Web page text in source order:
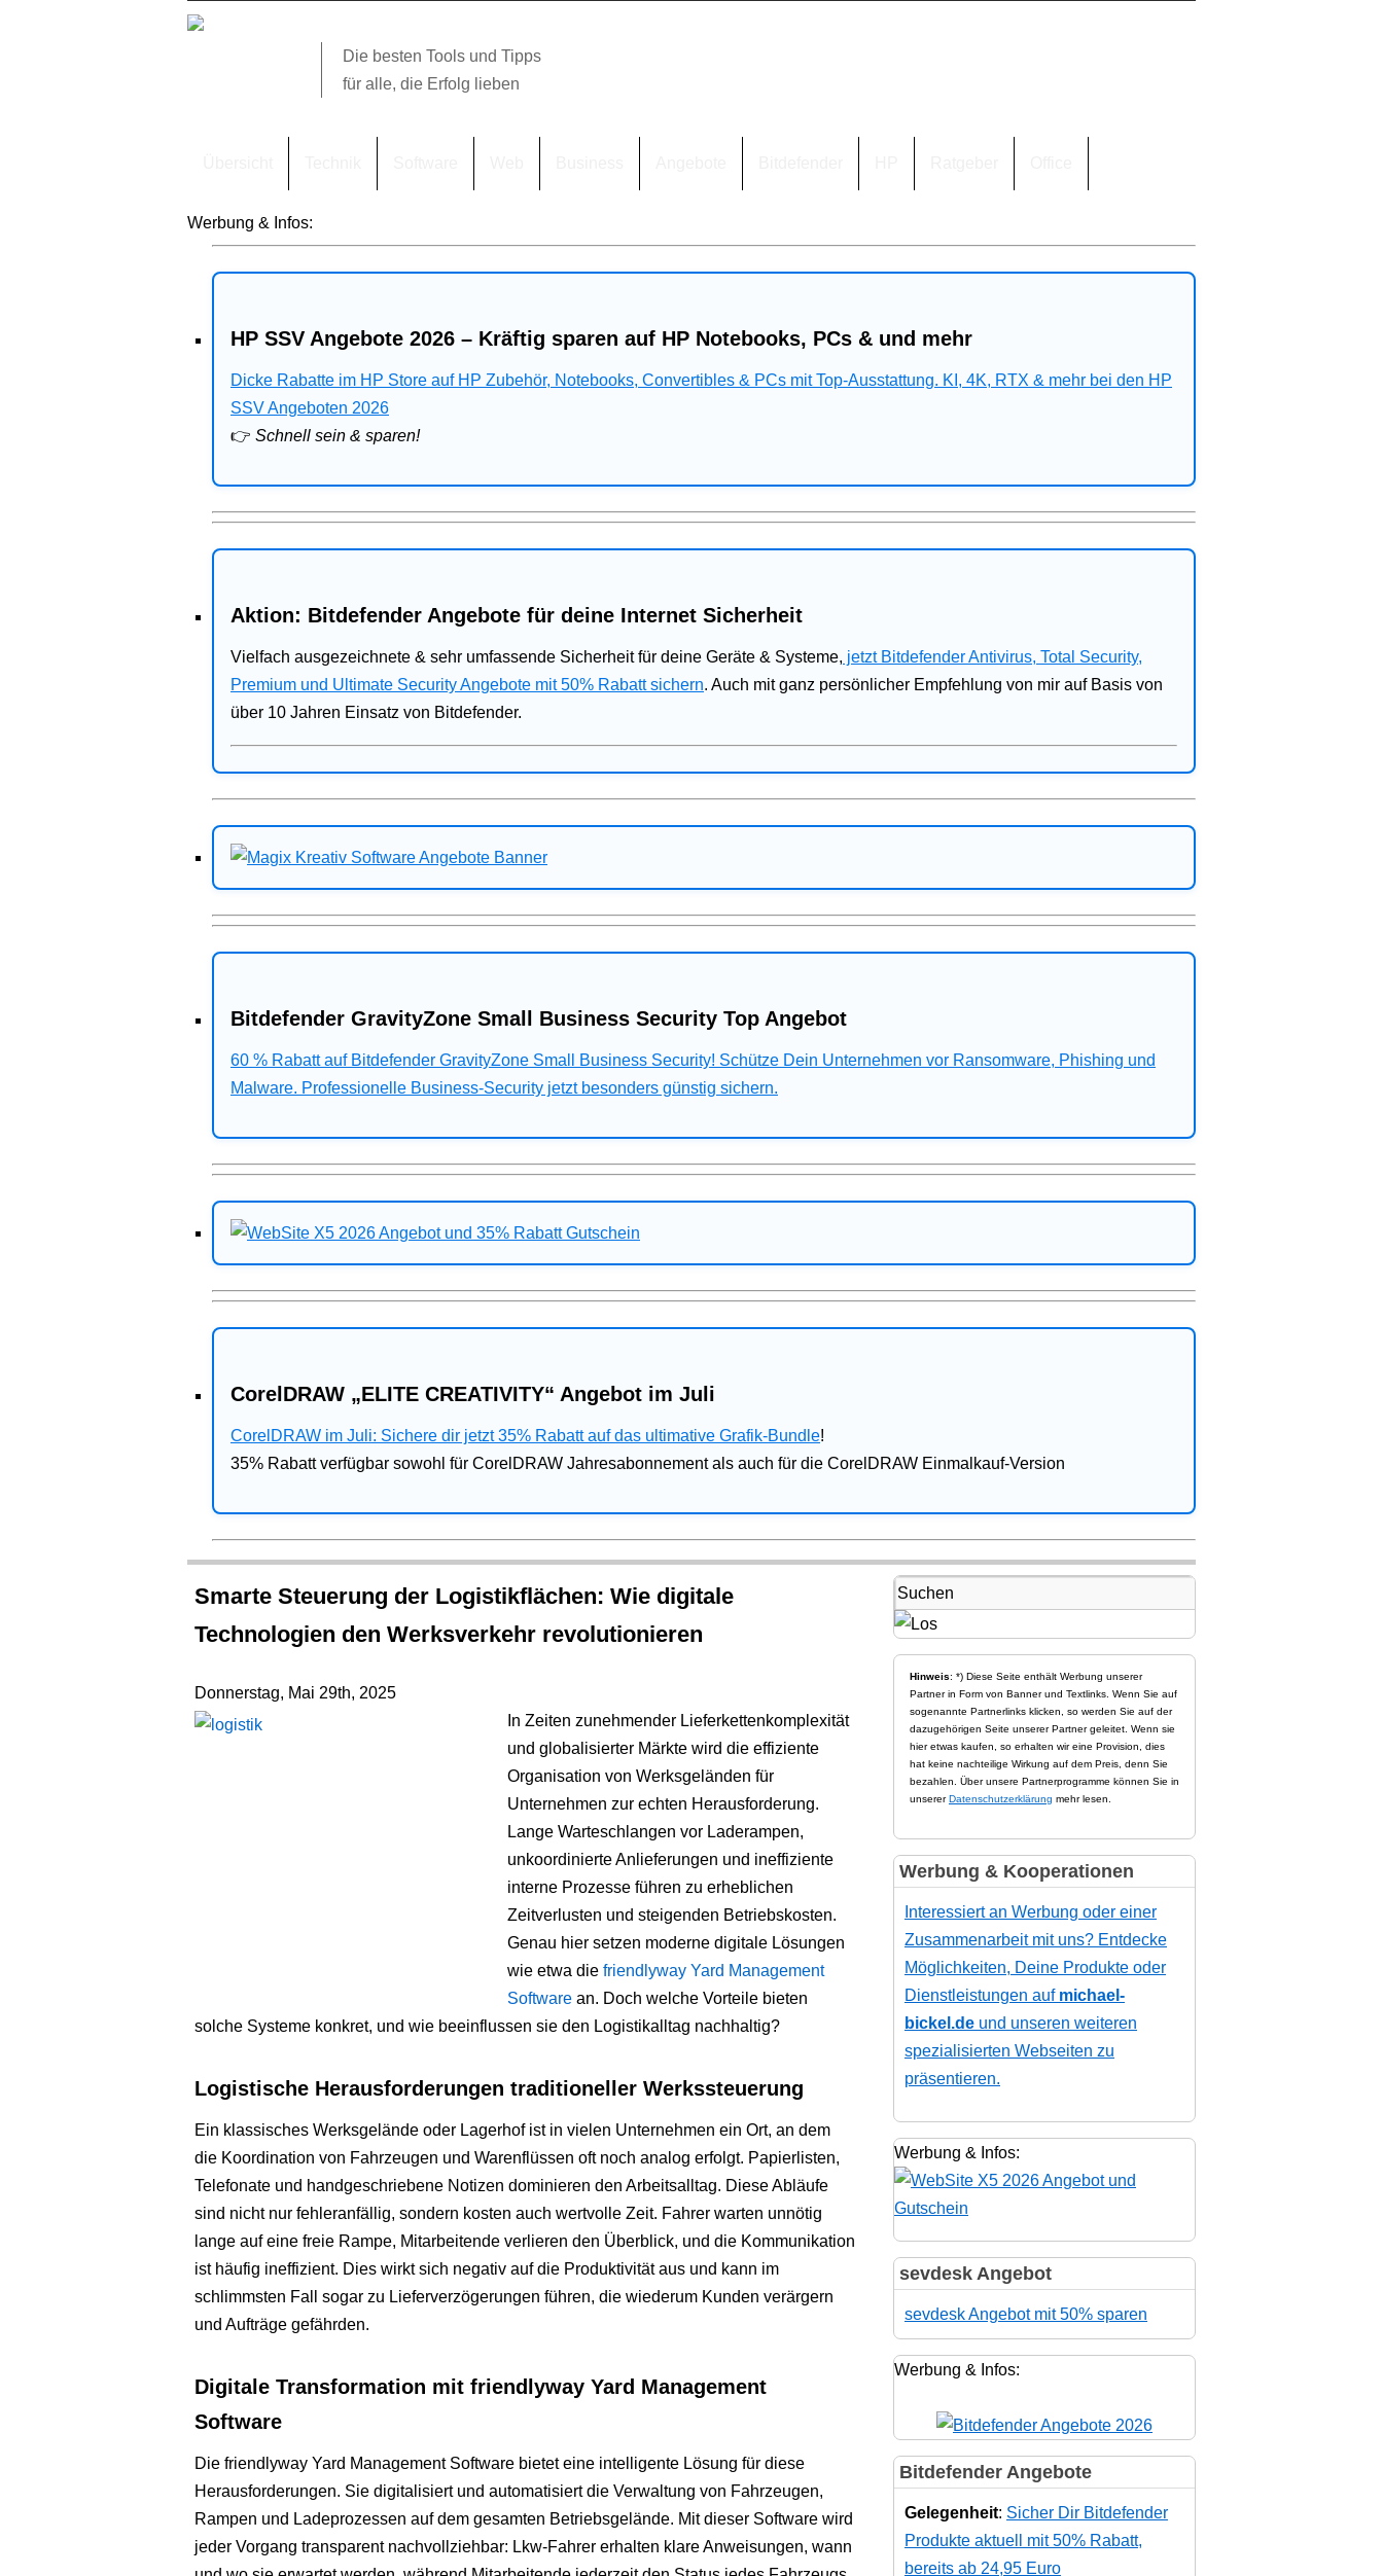
Die besten Tools und Tipps
für alle, die Erfolg lieben
Werbung & Infos:
HP SSV Angebote 2026 – Kräftig sparen auf HP Notebooks, PCs & und mehr
Dicke Rabatte im HP Store auf HP Zubehör, Notebooks, Convertibles & PCs mit Top-Ausstattung. KI, 4K, RTX & mehr bei den HP
SSV Angeboten 2026
👉 Schnell sein & sparen!
Aktion: Bitdefender Angebote für deine Internet Sicherheit
Vielfach ausgezeichnete & sehr umfassende Sicherheit für deine Geräte & Systeme, jetzt Bitdefender Antivirus, Total Security,
Premium und Ultimate Security Angebote mit 50% Rabatt sichern. Auch mit ganz persönlicher Empfehlung von mir auf Basis von
über 10 Jahren Einsatz von Bitdefender.
Bitdefender GravityZone Small Business Security Top Angebot
60 % Rabatt auf Bitdefender GravityZone Small Business Security! Schütze Dein Unternehmen vor Ransomware, Phishing und
Malware. Professionelle Business-Security jetzt besonders günstig sichern.
CorelDRAW „ELITE CREATIVITY“ Angebot im Juli
CorelDRAW im Juli: Sichere dir jetzt 35% Rabatt auf das ultimative Grafik-Bundle!
35% Rabatt verfügbar sowohl für CorelDRAW Jahresabonnement als auch für die CorelDRAW Einmalkauf-Version
Smarte Steuerung der Logistikflächen: Wie digitale
Technologien den Werksverkehr revolutionieren
Donnerstag, Mai 29th, 2025
In Zeiten zunehmender Lieferkettenkomplexität
und globalisierter Märkte wird die effiziente
Organisation von Werksgeländen für
Unternehmen zur echten Herausforderung.
Lange Warteschlangen vor Laderampen,
unkoordinierte Anlieferungen und ineffiziente
interne Prozesse führen zu erheblichen
Zeitverlusten und steigenden Betriebskosten.
Genau hier setzen moderne digitale Lösungen
wie etwa die friendlyway Yard Management
Softwarean. Doch welche Vorteile bieten
solche Systeme konkret, und wie beeinflussen sie den Logistikalltag nachhaltig?
Logistische Herausforderungen traditioneller Werkssteuerung
Ein klassisches Werksgelände oder Lagerhof ist in vielen Unternehmen ein Ort, an dem
die Koordination von Fahrzeugen und Warenflüssen oft noch analog erfolgt. Papierlisten,
Telefonate und handgeschriebene Notizen dominieren den Arbeitsalltag. Diese Abläufe
sind nicht nur fehleranfällig, sondern kosten auch wertvolle Zeit. Fahrer warten unnötig
lange auf eine freie Rampe, Mitarbeitende verlieren den Überblick, und die Kommunikation
ist häufig ineffizient. Dies wirkt sich negativ auf die Produktivität aus und kann im
schlimmsten Fall sogar zu Lieferverzögerungen führen, die wiederum Kunden verärgern
und Aufträge gefährden.
Digitale Transformation mit friendlyway Yard Management
Software
Die friendlyway Yard Management Software bietet eine intelligente Lösung für diese
Herausforderungen. Sie digitalisiert und automatisiert die Verwaltung von Fahrzeugen,
Rampen und Ladeprozessen auf dem gesamten Betriebsgelände. Mit dieser Software wird
jeder Vorgang transparent nachvollziehbar: Lkw-Fahrer erhalten klare Anweisungen, wann
Hinweis: *) Diese Seite enthält Werbung unserer
Partner in Form von Banner und Textlinks. Wenn Sie auf
sogenannte Partnerlinks klicken, so werden Sie auf der
dazugehörigen Seite unserer Partner geleitet. Wenn sie
hier etwas kaufen, so erhalten wir eine Provision, dies
hat keine nachteilige Wirkung auf dem Preis, denn Sie
bezahlen. Über unsere Partnerprogramme können Sie in
unsererDatenschutzerklärung mehr lesen.
Werbung & Kooperationen
Interessiert an Werbung oder einer
Zusammenarbeit mit uns? Entdecke
Möglichkeiten, Deine Produkte oder
Dienstleistungen auf michael-
bickel.de und unseren weiteren
spezialisierten Webseiten zu
präsentieren.
Werbung & Infos:
sevdesk Angebot
sevdesk Angebot mit 50% sparen
Werbung & Infos:
Bitdefender Angebote
Gelegenheit: Sicher Dir Bitdefender
Produkte aktuell mit 50% Rabatt,
bereits ab 24,95 Euro